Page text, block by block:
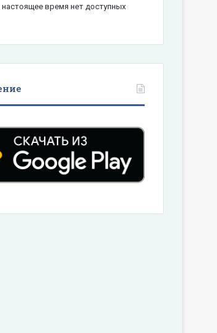
настоящее время нет доступных